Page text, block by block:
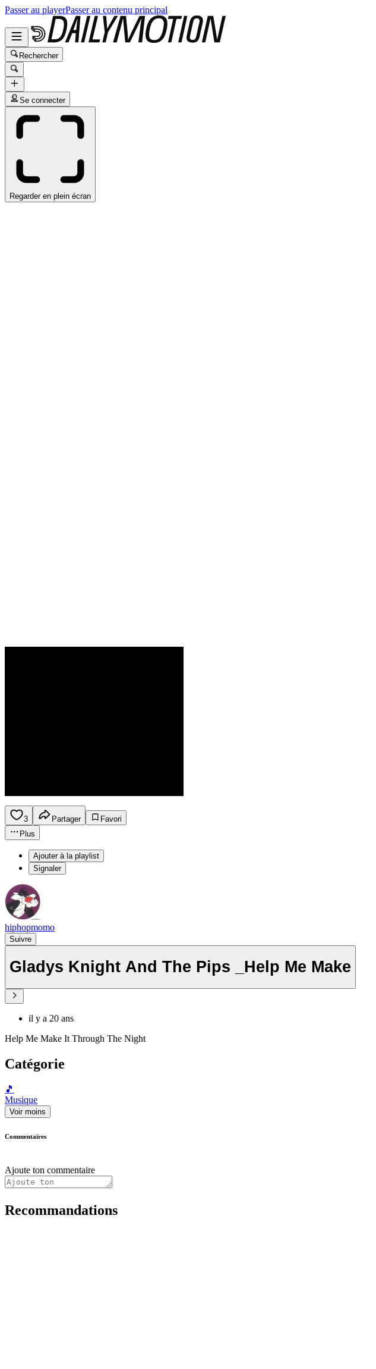
Passer au playerPasser au contenu principal
Rechercher
Se connecter
Regarder en plein écran
3 Partager
Favori
Plus
Ajouter à la playlist
Signaler
hiphopmomo
Suivre
Gladys Knight And The Pips _Help Me Make
il y a 20 ans
Help Me Make It Through The Night
Catégorie
🎵
Musique
Voir moins
Commentaires
Ajoute ton commentaire
Recommandations